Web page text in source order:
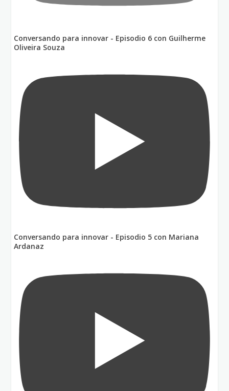
Conversando para innovar - Episodio 6 con Guilherme
Oliveira Souza
Conversando para innovar - Episodio 5 con Mariana
Ardanaz